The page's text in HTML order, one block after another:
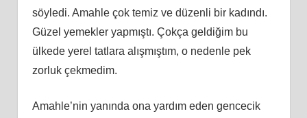
söyledi. Amahle çok temiz ve düzenli bir kadındı.
Güzel yemekler yapmıştı. Çokça geldiğim bu
ülkede yerel tatlara alışmıştım, o nedenle pek
zorluk çekmedim.
Amahle’nin yanında ona yardım eden gencecik